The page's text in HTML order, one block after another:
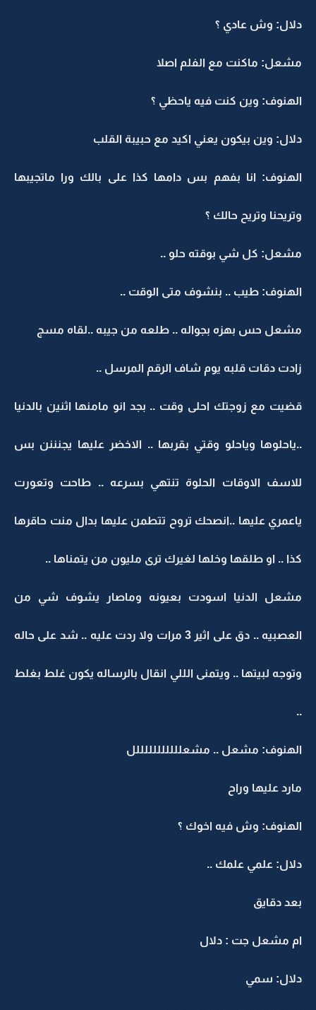
دلال: وش عادي ؟
مشعل: ماكنت مع الفلم اصلا
الهنوف: وين كنت فيه ياحظي ؟
دلال: وين بيكون يعني اكيد مع حبيبة القلب
الهنوف: انا بفهم بس دامها كذا على بالك ورا ماتجيبها
وتريحنا وتريح حالك ؟
مشعل: كل شي بوقته حلو ..
الهنوف: طيب .. بنشوف متى الوقت ..
مشعل حس بهزه بجواله .. طلعه من جيبه ..لقاه مسج
زادت دقات قلبه يوم شاف الرقم المرسل ..
قضيت مع زوجتك احلى وقت .. بجد انو مامنها اثنين بالدنيا
..ياحلوها وياحلو وقتي بقربها .. الاخضر عليها يجنننن بس
للاسف الاوقات الحلوة تنتهي بسرعه .. طاحت وتعورت
ياعمري عليها ..انصحك تروح تتطمن عليها بدال منت حاقرها
كذا .. او طلقها وخلها لغيرك ترى مليون من يتمناها ..
مشعل الدنيا اسودت بعيونه وماصار يشوف شي من
العصبيه .. دق على اثير 3 مرات ولا ردت عليه .. شد على حاله
وتوجه لبيتها .. ويتمنى الللي انقال بالرساله يكون غلط بغلط
..
الهنوف: مشعل .. مشعلللللللللللل
مارد عليها وراح
الهنوف: وش فيه اخوك ؟
دلال: علمي علمك ..
بعد دقايق
ام مشعل جت : دلال
دلال: سمي